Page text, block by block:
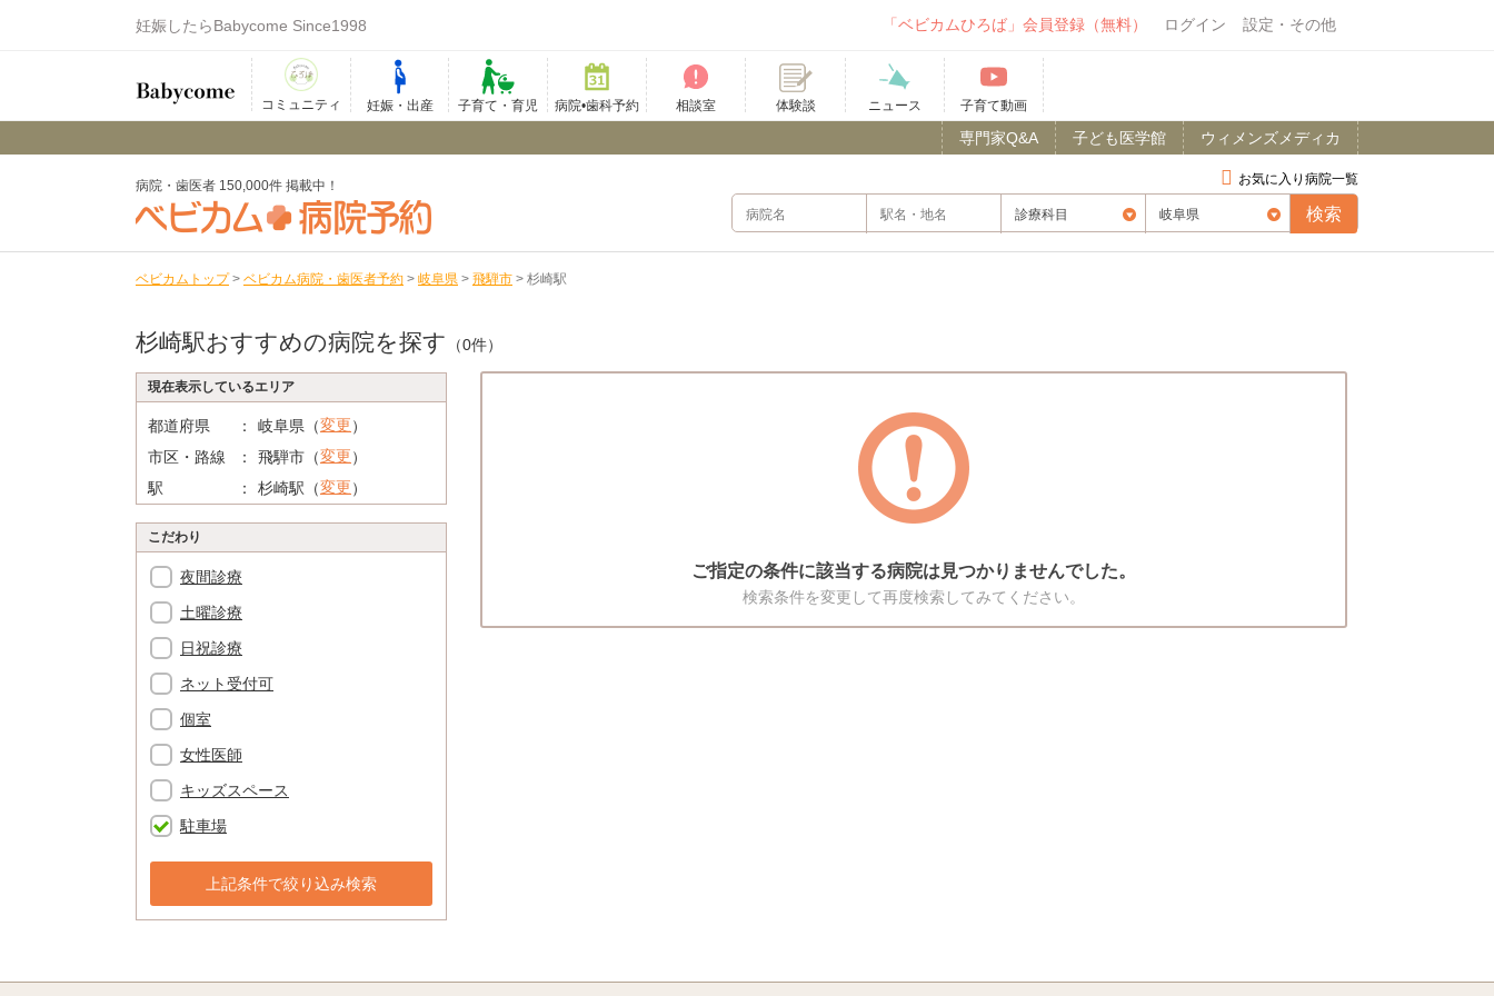
妊娠したらBabycome Since1998 「ベビカムひろば」会員登録（無料） ログイン 設定・その他
コミュニティ 妊娠・出産 子育て・育児 病院•歯科予約 相談室 体験談 ニュース 子育て動画
ウィメンズメディカ
子ども医学館
専門家Q&A
お気に入り病院一覧
病院・歯医者 150,000件 掲載中！
ベビカムトップ > ベビカム病院・歯医者予約 > 岐阜県 > 飛騨市 > 杉崎駅
杉崎駅おすすめの病院を探す （0件）
現在表示しているエリア
都道府県 岐阜県（変更）
市区・路線
飛騨市（変更）
駅
杉崎駅（変更）
こだわり
夜間診療
土曜診療
日祝診療
ネット受付可
個室
女性医師
キッズスペース
駐車場
上記条件で絞り込み検索
ご指定の条件に該当する病院は見つかりませんでした。
検索条件を変更して再度検索してみてください。